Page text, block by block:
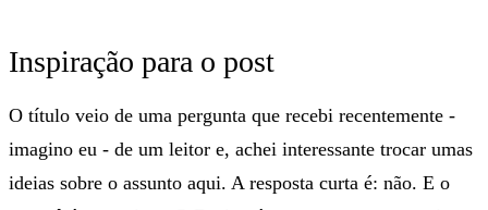
Inspiração para o post
O título veio de uma pergunta que recebi recentemente -
imagino eu - de um leitor e, achei interessante trocar umas
ideias sobre o assunto aqui. A resposta curta é: não. E o